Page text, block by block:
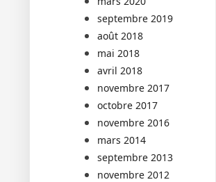
septembre 2019
août 2018
mai 2018
avril 2018
novembre 2017
octobre 2017
novembre 2016
mars 2014
septembre 2013
novembre 2012